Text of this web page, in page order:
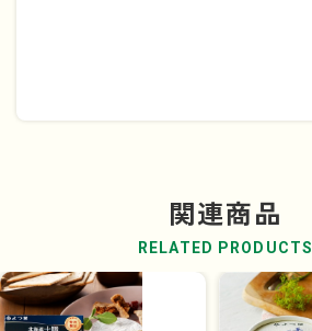
関連商品
RELATED PRODUCTS